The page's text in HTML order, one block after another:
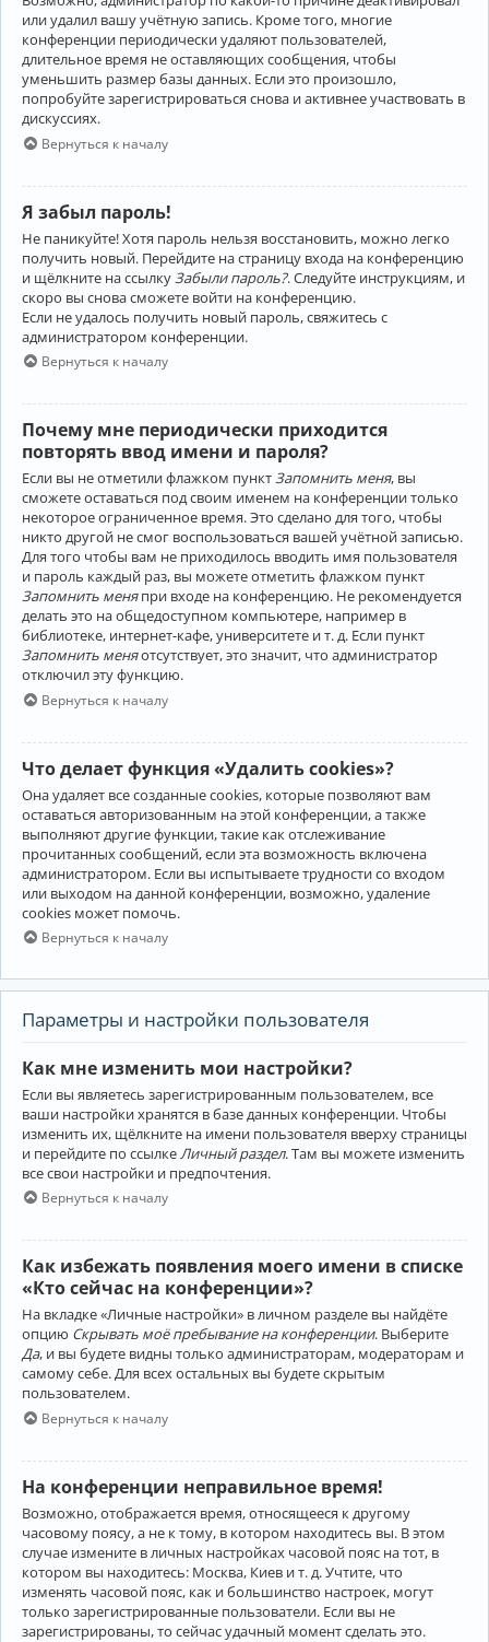
или удалил вашу учётную запись. Кроме того, многие
конференции периодически удаляют пользователей,
длительное время не оставляющих сообщения, чтобы
уменьшить размер базы данных. Если это произошло,
попробуйте зарегистрироваться снова и активнее участвовать в
дискуссиях.
Вернуться к началу
Я забыл пароль!
Не паникуйте! Хотя пароль нельзя восстановить, можно легко
получить новый. Перейдите на страницу входа на конференцию
и щёлкните на ссылку Забыли пароль?. Следуйте инструкциям, и
скоро вы снова сможете войти на конференцию.
Если не удалось получить новый пароль, свяжитесь с
администратором конференции.
Вернуться к началу
Почему мне периодически приходится
повторять ввод имени и пароля?
Если вы не отметили флажком пунктЗапомнить меня, вы
сможете оставаться под своим именем на конференции только
некоторое ограниченное время. Это сделано для того, чтобы
никто другой не смог воспользоваться вашей учётной записью.
Для того чтобы вам не приходилось вводить имя пользователя
и пароль каждый раз, вы можете отметить флажком пункт
Запомнить меняпри входе на конференцию. Не рекомендуется
делать это на общедоступном компьютере, например в
библиотеке, интернет-кафе, университете и т. д. Если пункт
Запомнить меняотсутствует, это значит, что администратор
отключил эту функцию.
Вернуться к началу
Что делает функция «Удалить cookies»?
Она удаляет все созданные cookies, которые позволяют вам
оставаться авторизованным на этой конференции, а также
выполняют другие функции, такие как отслеживание
прочитанных сообщений, если эта возможность включена
администратором. Если вы испытываете трудности со входом
или выходом на данной конференции, возможно, удаление
cookies может помочь.
Вернуться к началу
Параметры и настройки пользователя
Как мне изменить мои настройки?
Если вы являетесь зарегистрированным пользователем, все
ваши настройки хранятся в базе данных конференции. Чтобы
изменить их, щёлкните на имени пользователя вверху страницы
и перейдите по ссылке Личный раздел. Там вы можете изменить
все свои настройки и предпочтения.
Вернуться к началу
Как избежать появления моего имени в списке
«Кто сейчас на конференции»?
На вкладке «Личные настройки» в личном разделе вы найдёте
опцию Скрывать моё пребывание на конференции. Выберите
Да, и вы будете видны только администраторам, модераторам и
самому себе. Для всех остальных вы будете скрытым
пользователем.
Вернуться к началу
На конференции неправильное время!
Возможно, отображается время, относящееся к другому
часовому поясу, а не к тому, в котором находитесь вы. В этом
случае измените в личных настройках часовой пояс на тот, в
котором вы находитесь: Москва, Киев и т. д. Учтите, что
изменять часовой пояс, как и большинство настроек, могут
только зарегистрированные пользователи. Если вы не
зарегистрированы, то сейчас удачный момент сделать это.